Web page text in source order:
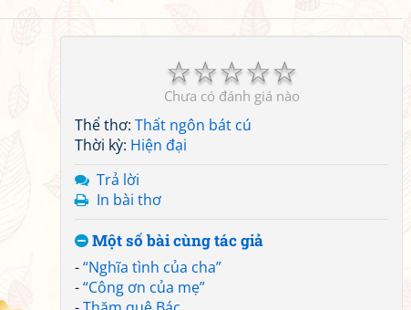
☆
☆
☆
☆
☆
Chưa có đánh giá nào
Thể thơ: Thất ngôn bát cú
Thời kỳ: Hiện đại
Trả lời
In bài thơ
Một số bài cùng tác giả
-“Nghĩa tình của cha”
-“Công ơn của mẹ”